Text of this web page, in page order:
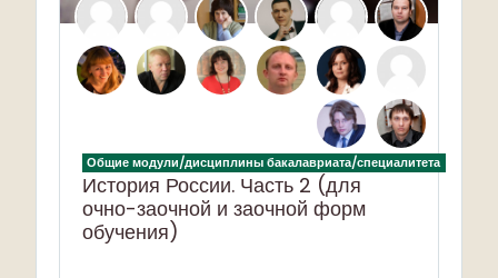
Общие модули/дисциплины бакалавриата/специалитета
История России. Часть 2 (для
очно-заочной и заочной форм
обучения)